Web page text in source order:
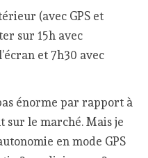
(avec GPS et
sur 15h avec
et 7h30 avec
énorme par rapport à
sur le marché. Mais je
en mode GPS